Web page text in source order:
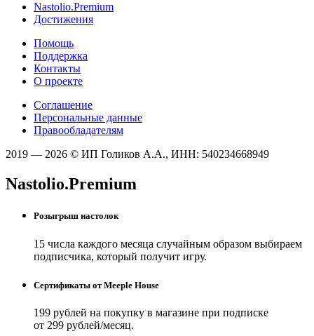
Nastolio.Premium
Достижения
Помощь
Поддержка
Контакты
О проекте
Соглашение
Персональные данные
Правообладателям
2019 — 2026 © ИП Голиков А.А., ИНН: 540234668949
Nastolio.Premium
Розыгрыш настолок
15 числа каждого месяца случайным образом выбираем
подписчика, который получит игру.
Сертификаты от Meeple House
199 рублей на покупку в магазине при подписке
от 299 рублей/месяц.